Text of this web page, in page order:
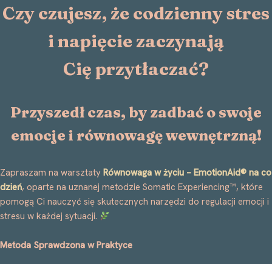
Czy czujesz, że codzienny stres
i napięcie zaczynają
Cię przytłaczać?
Przyszedł czas, by zadbać o swoje
emocje i równowagę wewnętrzną!
Zapraszam na warsztaty Równowaga w życiu – EmotionAid® na co
dzień, oparte na uznanej metodzie Somatic Experiencing™, które
pomogą Ci nauczyć się skutecznych narzędzi do regulacji emocji i
stresu w każdej sytuacji.
Metoda Sprawdzona w Praktyce